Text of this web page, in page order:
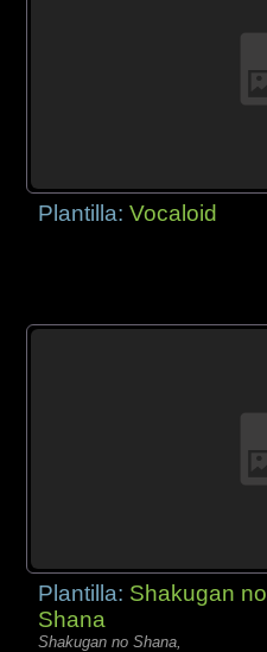
Plantilla:Vocaloid
Plantilla: Shakugan no
Shana
Shakugan no Shana,